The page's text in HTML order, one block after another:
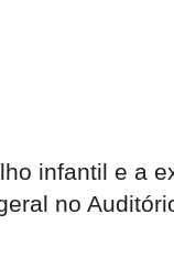
infantil e a
no